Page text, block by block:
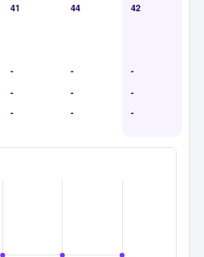
41 44 42
- -
-
- -
-
- - -